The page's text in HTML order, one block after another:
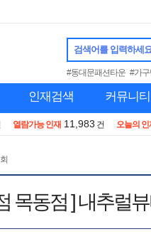
검색어를 입력하세
#동대문패션타운 #가
인재검색 커뮤니티
열람가능 인재 11,983 건 오늘의 인
목동점 ] 내추럴